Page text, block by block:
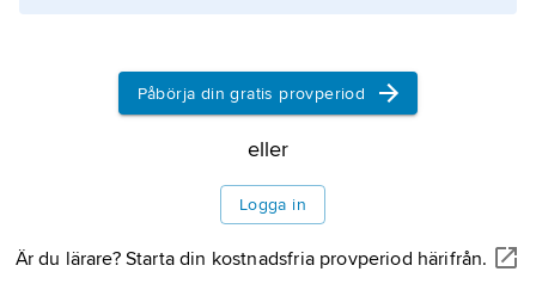
Påbörja din gratis provperiod
eller
Logga in
Är du lärare? Starta din kostnadsfria provperiod härifrån.